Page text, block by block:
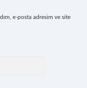
e-posta adresim ve site